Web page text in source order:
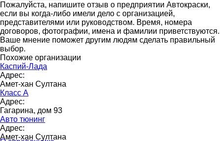
Пожалуйста, напишите отзыв о предприятии Автокраски,
если вы когда-либо имели дело с организацией,
представителями или руководством. Время, номера
договоров, фотографии, имена и фамилии приветствуются.
Ваше мнение поможет другим людям сделать правильный
выбор.
Похожие организации
Каспий-Лада
Адрес:
Амет-хан Султана
Класс А
Адрес:
Гагарина, дом 93
Авто тюнинг
Адрес:
Амет-хан Султана